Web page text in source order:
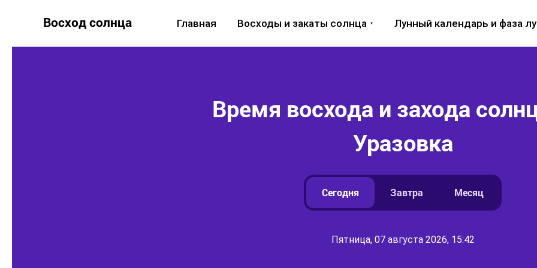
Восход солнца Главная Восходы и закаты солнца Лунный календарь и фаза
Время восхода и захода
Уразовка
Сегодня Завтра Месяц
Пятница, 07 августа 2026, 15:42